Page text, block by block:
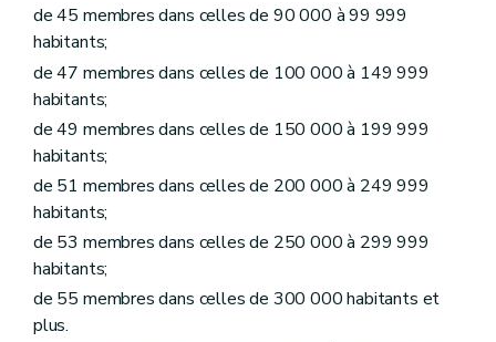
Art. L1232-15
Sous-section 2 Inhumations
Art. L1232-17
Art. L1232-19
Art. L1232-21
Art. L1232-24
Art. L1232-26
de 45 membres dans celles de 90 000 à 99 999
habitants;
de 47 membres dans celles de 100 000 à 149 999
habitants;
de 49 membres dans celles de 150 000 à 199 999
habitants;
de 51 membres dans celles de 200 000 à 249 999
habitants;
de 53 membres dans celles de 250 000 à 299 999
habitants;
de 55 membres dans celles de 300 000 habitants et
plus.